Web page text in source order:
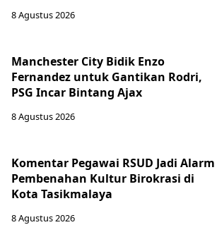
8 Agustus 2026
Manchester City Bidik Enzo
Fernandez untuk Gantikan Rodri,
PSG Incar Bintang Ajax
8 Agustus 2026
Komentar Pegawai RSUD Jadi Alarm
Pembenahan Kultur Birokrasi di
Kota Tasikmalaya
8 Agustus 2026